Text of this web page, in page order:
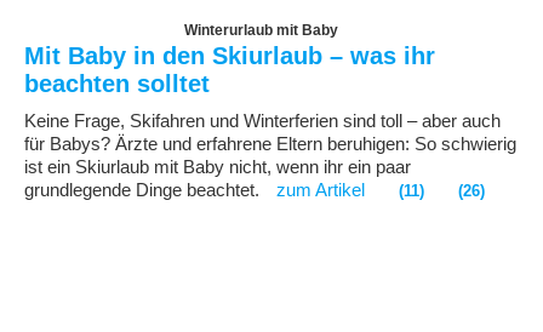
Winterurlaub mit Baby
Mit Baby in den Skiurlaub – was ihr
beachten solltet
Keine Frage, Skifahren und Winterferien sind toll – aber auch
für Babys? Ärzte und erfahrene Eltern beruhigen: So schwierig
ist ein Skiurlaub mit Baby nicht, wenn ihr ein paar
grundlegende Dinge beachtet.
zum Artikel (11) (26)